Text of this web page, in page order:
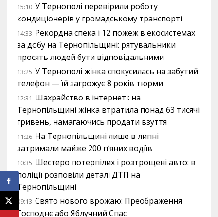
15:10 У Тернополі перевірили роботу
кондиціонерів у громадському транспорті
14:33 Рекордна спека і 12 пожеж в екосистемах
за добу на Тернопільщині: рятувальники
просять людей бути відповідальними
13:25 У Тернополі жінка спокусилась на забутий
телефон — їй загрожує 8 років тюрми
12:31 Шахрайство в інтернеті: на
Тернопільщині жінка втратила понад 63 тисячі
гривень, намагаючись продати взуття
11:26 На Тернопільщині лише в липні
затримали майже 200 п’яних водіїв
10:35 Шестеро потерпілих і розтрощені авто: в
поліції розповіли деталі ДТП на
Тернопільщині
09:13 Свято нового врожаю: Преображення
Господнє або Яблучний Спас